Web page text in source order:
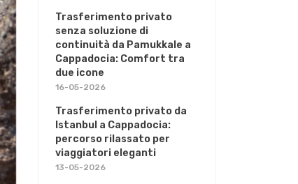
Trasferimento privato
senza soluzione di
continuità da Pamukkale a
Cappadocia: Comfort tra
due icone
16-05-2026
Trasferimento privato da
Istanbul a Cappadocia:
percorso rilassato per
viaggiatori eleganti
13-05-2026